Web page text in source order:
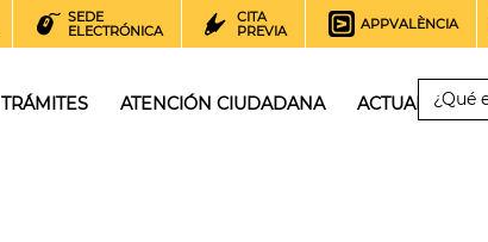
SEDE
ELECTRÓNICA
CITA
PREVIA
APPVALÈNCIA
TRÁMITES ATENCIÓN CIUDADANA ACTUALIDAD